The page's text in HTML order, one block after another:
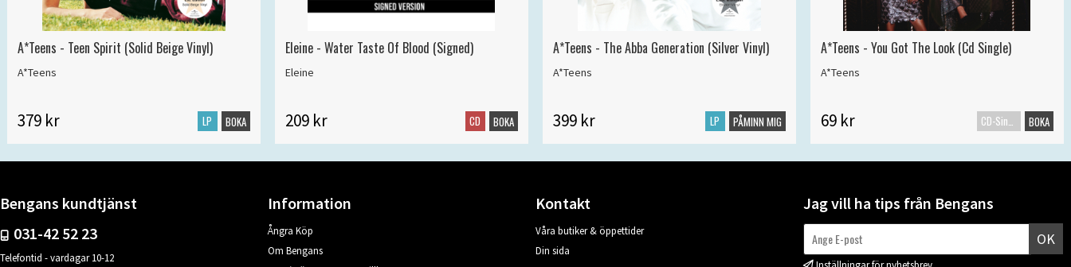
A*Teens - Teen Spirit (Solid Beige Vinyl)
A*Teens
379 kr LP BOKA
Eleine - Water Taste Of Blood (Signed)
Eleine
209 kr CD BOKA
A*Teens - The Abba Generation (Silver Vinyl)
A*Teens
399 kr LP PÅMINN MIG
A*Teens - You Got The Look (Cd Single)
A*Teens
69 kr CD-Singel BOKA
Bengans kundtjänst
031-42 52 23
Telefontid - vardagar 10-12
Information
Ångra Köp
Om Bengans
Kontakt
Våra butiker & öppettider
Din sida
Jag vill ha tips från Bengans
OK